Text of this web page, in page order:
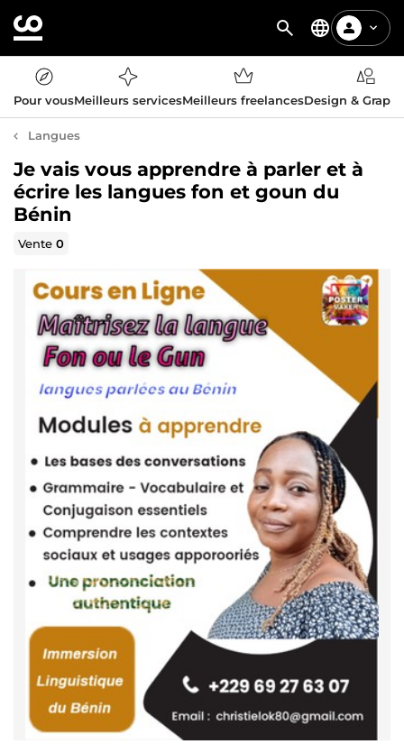
Pour vousMeilleurs servicesMeilleurs freelancesDesign &
Langues
Je vais vous apprendre à parler et à
écrire les langues fon et goun du
Bénin
Vente0